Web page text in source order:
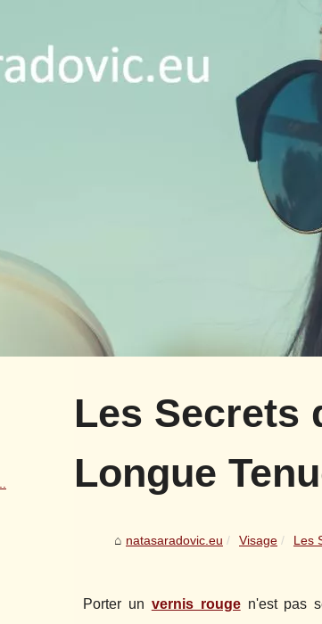
Les Secrets
Longue
natasaradovic.eu Visage Les
Porter un vernis rougen'est pas